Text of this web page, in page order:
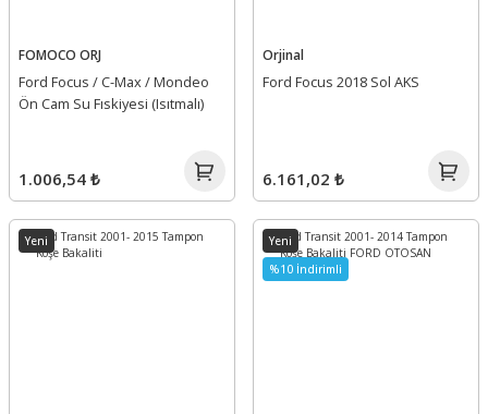
FOMOCO ORJ
Ford Focus / C-Max / Mondeo
Ön Cam Su Fıskiyesi (Isıtmalı)
1.006,54 ₺
Orjinal
Ford Focus 2018 Sol AKS
6.161,02 ₺
Yeni
Yeni
%10 İndirimli